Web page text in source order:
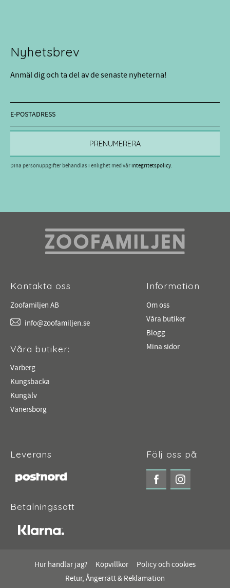
Nyhetsbrev
Anmäl dig och ta del av de senaste nyheterna!
PRENUMERERA
Dina personuppgifter behandlas i enlighet med vårintegritetspolicy.
Kontakta oss
Zoofamiljen AB
info@zoofamiljen.se
Våra butiker:
Varberg
Kungsbacka
Kungälv
Vänersborg
Information
Om oss
Våra butiker
Blogg
Mina sidor
Leverans
Betalningssätt
Följ oss på:
Hur handlar jag? Köpvillkor
Policy och cookies
Retur, Ångerrätt & Reklamation